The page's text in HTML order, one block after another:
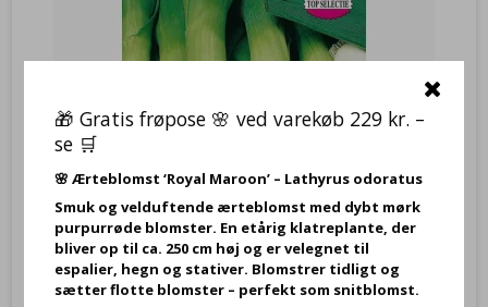
🎁 Gratis frøpose 🌸 ved varekøb 229 kr. –
se 🛒
🌸 Ærteblomst ‘Royal Maroon’ – Lathyrus odoratus
Smuk og velduftende ærteblomst med dybt mørk
purpurrøde blomster. En etårig klatreplante, der
bliver op til ca. 250 cm høj og er velegnet til
espalier, hegn og stativer. Blomstrer tidligt og
sætter flotte blomster – perfekt som snitblomst.